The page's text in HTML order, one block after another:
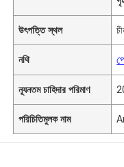
উৎপত্তি স্থল
নথি
ন্যূনতম চাহিদার পরিমাণ
পরিচিতিমুলক নাম